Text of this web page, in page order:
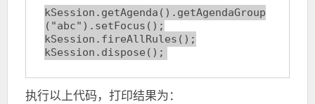
kSession.getAgenda().getAgendaGroup
("abc").setFocus();
kSession.fireAllRules();
kSession.dispose();
执行以上代码，打印结果为：